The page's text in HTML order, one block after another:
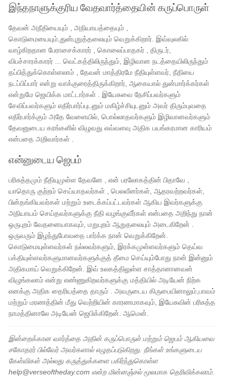
இந்தநாளுக்குரிய வேதவார்த்தையின் கருப்பொருள்
தேவன் அநீதியையும் , அநியாயத்தையும் ,
கொடுமையையும்,துன்புறுத்தலையும் வெறுக்கிறார். இவ்வுலகில்
வாழ்கிறதான பேராசைக்காரர் , கொலைப்பாதகர் , திருடர்,
விபச்சாரக்காரர் ... வெட்கத்திலிருந்தும், இழிவான நடத்தையிலிருந்தும்
தப்பித்துக்கொள்ளலாம் , தேவன் மாத்திரமே நீதியுள்ளவர், நீதியை
நடப்பிப்பார் என்று வாக்குரைத்திருக்கிறார், ஆகையால் துன்மார்க்கர்கள்
என்றுமே ஜெயிக்க மாட்டார்கள் . இயேசுவை நேசிப்பவர்களும்
சேவிப்பவர்களும் எதிர்பார்ப்புடனும் மகிழ்ச்சியுடனும் அவர் திரும்புவதை
எதிர்பார்க்கும் அதே வேளையில், பொல்லாதவர்களும் இழிவானவர்களும்
தேவனுடைய கரங்களில் விழுவது எவ்வளவு அதிக பயங்கரமான காரியம்
என்பதை அறிவார்கள் .
என்னுடைய ஜெபம்
பரிசுத்தமும் நீதியுமுள்ள தேவனே , என் பரலோகத்தின் பிதாவே ,
யாதொரு குற்றம் செய்யாதவர்கள் , பெலவீனர்கள், ஆதரவற்றவர்கள்,
பின்தங்கியவர்கள் மற்றும் உடைக்கப்பட்டவர்கள் ஆகிய இவர்களுக்கு
அநியாயம் செய்தவர்களுக்கு நீதி வழங்குவீர்கள் என்பதை அறிந்து நான்
ஒருபுறம் வேதனையாகவும், மறுபுறம் ஆறுதலையும் அடைகிறேன் .
ஒருவரும் இழந்துபோவதை பார்க்க நான் வெறுக்கிறேன்.
கொடுமையுள்ளவர்கள் நல்லவர்களும், இரக்கமுள்ளவர்களும் தெய்வ
பக்தியுள்ளவர்களுமானவர்களுக்குத் தீமை செய்யும்போது நான் இன்னும்
அதிகமாய் வெறுக்கிறேன். இவ் உலகத்திலுள்ள சாத்தானானவன்
விழுங்கலாம் என்று எண்ணுகிறவர்களுக்கு மத்தியில் அடியேன் நிற்க
எனக்கு அதிக தைரியத்தை தாரும் . அவருடைய கிருபையினாலும்,பாவம்
மற்றும் மரணத்தின் மீது வெற்றியின் காரணமாகவும், இயேசுவின் பரிசுத்த
நாமத்தினாலே அடியேன் ஜெபிக்கிறேன். ஆமென்.
இன்றைக்கான வார்த்தை அதின் கருப்பொருள் மற்றும் ஜெபம் ஆகியவை
சகோதரர் பில்வேர் அவர்களால் எழுதப்படுகிறது. நீங்கள் உங்களுடைய
கேள்விகள் அல்லது கருத்துக்களை பகிர்ந்துகொள்ள
help@verseoftheday.com என்ற மின்னஞ்சல் மூலமாக தெரிவிக்கலாம்.